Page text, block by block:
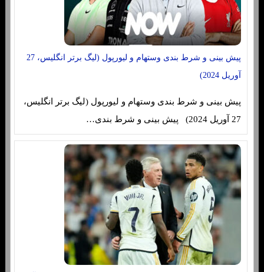
پیش بینی و شرط بندی وستهام و لیورپول (لیگ برتر انگلیس، 27
آوریل 2024)
پیش بینی و شرط بندی وستهام و لیورپول (لیگ برتر انگلیس،
27 آوریل 2024) پیش بینی و شرط بندی…